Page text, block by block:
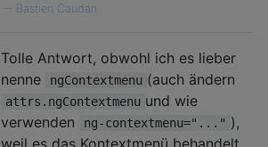
Bastien Caudan
Tolle Antwort, obwohl ich es lieber
nenne
ngContextmenu (auch ändern
attrs.ngContextmenu und wie
verwenden
ng-contextmenu="..." ),
weil es das Kontextmenü behandelt